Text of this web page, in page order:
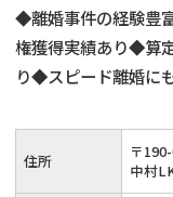
◆離婚事件の経験豊
権獲得実績あり◆算
り◆スピード離婚に
にもご対応◆平日
◆「立川駅」から徒
住所 〒190-
中村